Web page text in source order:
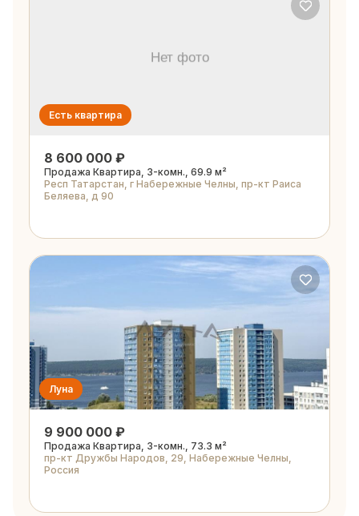
Есть квартира
8 600 000 ₽
Продажа Квартира, 3-комн., 69.9 м²
Респ Татарстан, г Набережные Челны, пр-кт Раиса
Беляева, д 90
Луна
9 900 000 ₽
Продажа Квартира, 3-комн., 73.3 м²
пр-кт Дружбы Народов, 29, Набережные Челны,
Россия